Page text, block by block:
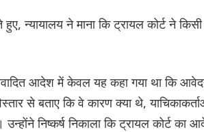
न्यायालय ने माना कि ट्रायल कोर्ट ने
आदेश में केवल यह कहा गया था कि
से बताए कि वे कारण क्या थे,
उन्होंने निष्कर्ष निकाला कि ट्रायल